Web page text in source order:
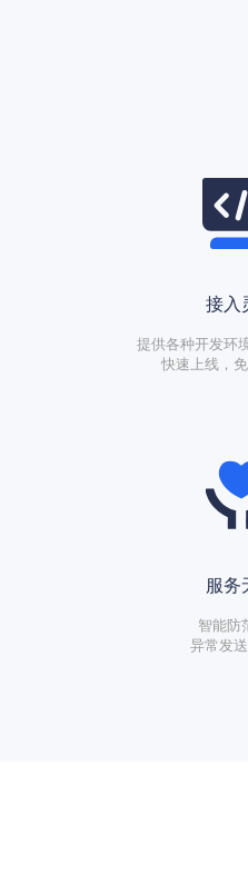
接入
提供各种开发环
快速上线，
服务
智能防
异常发